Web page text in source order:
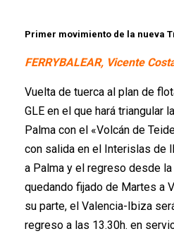
Primer movimiento de la nueva
FERRYBALEAR, Vicente
Vuelta de tuerca al plan de
GLE en el que hará triangular
Palma con el «Volcán de
con salida en el Interislas de
a Palma y el regreso desde
quedando fijado de Martes a
su parte, el Valencia-Ibiza
regreso a las 13.30h. en